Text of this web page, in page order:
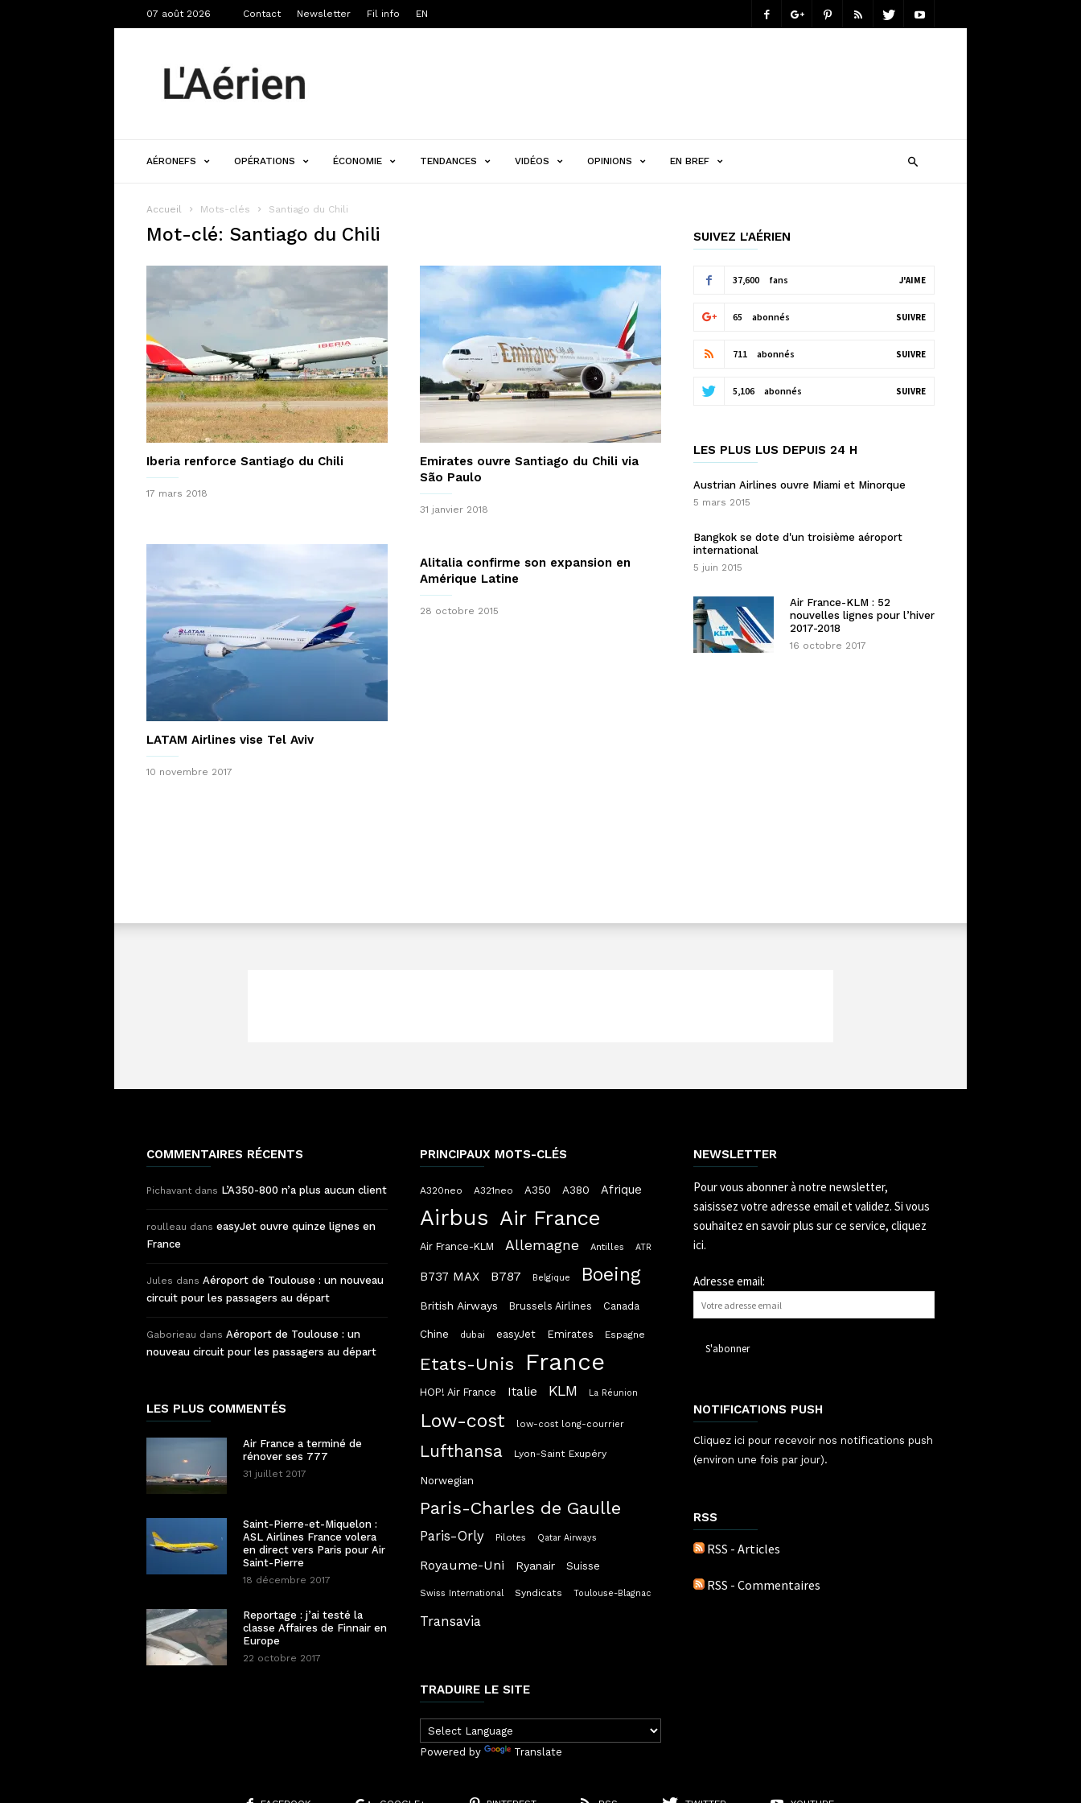
07 août 2026 Contact Newsletter Fil info EN
AÉRONEFS OPÉRATIONS ÉCONOMIE TENDANCES VIDÉOS OPINIONS EN BREF
Accueil Mots-clés Santiago du Chili
Mot-clé: Santiago du Chili
Iberia renforce Santiago du Chili
17 mars 2018
Emirates ouvre Santiago du Chili via
São Paulo
31 janvier 2018
LATAM Airlines vise Tel Aviv
10 novembre 2017
Alitalia confirme son expansion en
Amérique Latine
28 octobre 2015
SUIVEZ L'AÉRIEN
37,600 fans J'AIME
65 abonnés SUIVRE
711 abonnés SUIVRE
5,106 abonnés SUIVRE
LES PLUS LUS DEPUIS 24 H
Austrian Airlines ouvre Miami et Minorque
5 mars 2015
Bangkok se dote d'un troisième aéroport
international
5 juin 2015
Air France-KLM : 52
nouvelles lignes pour l’hiver
2017-2018
16 octobre 2017
COMMENTAIRES RÉCENTS
Pichavant dans L’A350-800 n’a plus aucun client
roulleau dans easyJet ouvre quinze lignes en
France
Jules dans Aéroport de Toulouse : un nouveau
circuit pour les passagers au départ
Gaborieau dans Aéroport de Toulouse : un
nouveau circuit pour les passagers au départ
LES PLUS COMMENTÉS
Air France a terminé de
rénover ses 777
31 juillet 2017
Saint-Pierre-et-Miquelon :
ASL Airlines France volera
en direct vers Paris pour Air
Saint-Pierre
18 décembre 2017
Reportage : j’ai testé la
classe Affaires de Finnair en
Europe
22 octobre 2017
PRINCIPAUX MOTS-CLÉS
A320neo A321neo A350 A380 Afrique
Airbus Air France
Air France-KLM Allemagne Antilles ATR
B737 MAX B787 Belgique Boeing
British Airways Brussels Airlines Canada
Chine dubai easyJet Emirates Espagne
Etats-Unis France
HOP! Air France Italie KLM La Réunion
Low-cost low-cost long-courrier
Lufthansa Lyon-Saint Exupéry
Norwegian
Paris-Charles de Gaulle
Paris-Orly Pilotes Qatar Airways
Royaume-Uni Ryanair Suisse
Swiss International Syndicats Toulouse-Blagnac
Transavia
TRADUIRE LE SITE
Powered by Translate
NEWSLETTER
Pour vous abonner à notre newsletter,
saisissez votre adresse email et validez. Si vous
souhaitez en savoir plus sur ce service, cliquez
ici.
Adresse email:
NOTIFICATIONS PUSH
Cliquez ici pour recevoir nos notifications push
(environ une fois par jour).
RSS
RSS - Articles
RSS - Commentaires